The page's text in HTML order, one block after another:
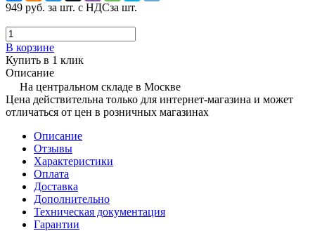
949 руб. за шт. с НДСза шт.
В корзине
Купить в 1 клик
Описание
На центральном складе в Москве
Цена действительна только для интернет-магазина и может
отличаться от цен в розничных магазинах
Описание
Отзывы
Характеристики
Оплата
Доставка
Дополнительно
Техническая документация
Гарантии